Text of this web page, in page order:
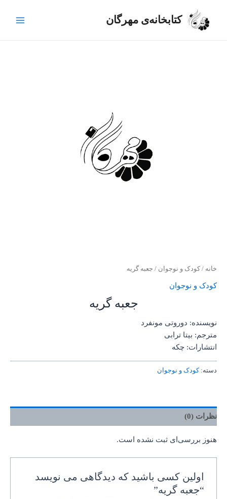
کتابخانه‌ی مهرگان
خانه / کودک و نوجوان / جعبه گریه
کودک و نوجوان
جعبه گریه
نویسنده: دوروتی مونفرد
مترجم: بیتا ترابی
انتشارات: چکه
دسته:کودک و نوجوان
نظرات (0)
هنوز بررسی‌ای ثبت نشده است.
اولین کسی باشید که دیدگاهی می نویسد
“جعبه گریه”